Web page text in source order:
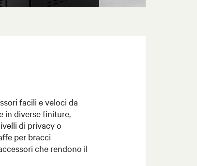
facili e veloci da
in diverse finiture,
di privacy o
per bracci
che rendono il